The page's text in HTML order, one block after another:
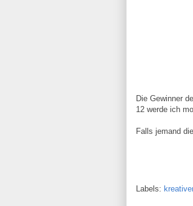
Die Gewinner
12 werde ich
Falls jemand
Labels: